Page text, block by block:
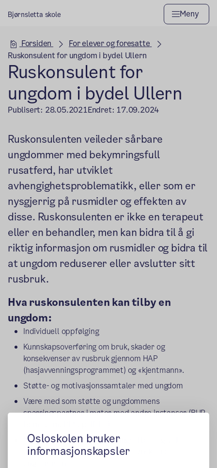
Osloskolen bruker
informasjonskapsler
Bjørnsletta skole Meny
Hovedseksjon
Forsiden
For elever og foresatte
Ruskonsulent for ungdom i bydel Ullern
Ruskonsulent for
ungdom i bydel Ullern
Publisert: 28.05.2021Endret: 17.09.2024
Ruskonsulenten veileder sårbare
ungdommer med bekymringsfull
rusatferd, har utviklet
avhengighetsproblematikk, eller som er
nysgjerrig på rusmidler og effekten av
disse. Ruskonsulenten er ikke en terapeut
eller en behandler, men kan bidra til å gi
riktig informasjon om rusmidler og bidra til
at ungdom reduserer eller avslutter sitt
rusbruk.
Hva ruskonsulenten kan tilby en
ungdom:
Individuell oppfølging
Kunnskapsoverføring om bruk, skader og
konsekvenser av rusbruk gjennom HAP
(hasjavvenningsprogrammet) og «kjentmann».
Støtte- og motivasjonssamtaler med ungdom
Være med som støtte og ungdommens
sparringspartner i møter med andre instanser (BUP,
Motivere for annet behandlingstilbud og veilede
ungdommen inn hvis dette er et ønske fra